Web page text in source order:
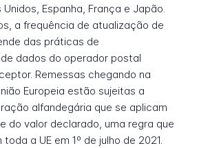
Espanha, França e Japão.
a frequência de atualização de
das práticas de
dados do operador postal
Remessas chegando na
Europeia estão sujeitas a
alfandegária que se aplicam
do valor declarado, uma regra que
a UE em 1º de julho de 2021.